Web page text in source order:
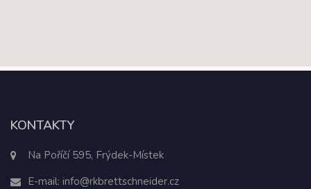
KONTAKTY
Na Poříčí 595, Frýdek-Místek
E-mail: info@rkbrettschneider.cz